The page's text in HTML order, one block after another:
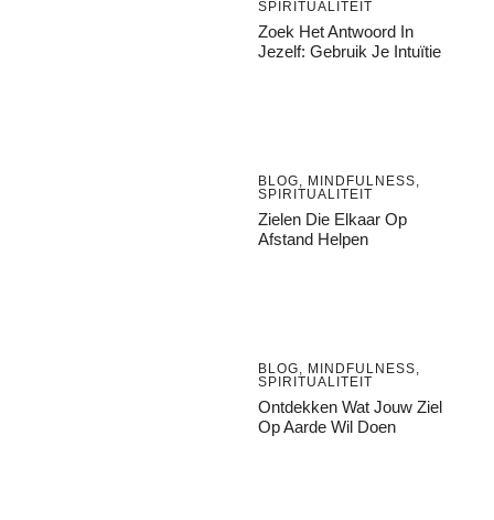
SPIRITUALITEIT
Zoek Het Antwoord In
Jezelf: Gebruik Je Intuïtie
BLOG MINDFULNESS
SPIRITUALITEIT
Zielen Die Elkaar Op
Afstand Helpen
BLOG MINDFULNESS
SPIRITUALITEIT
Ontdekken Wat Jouw Ziel
Op Aarde Wil Doen